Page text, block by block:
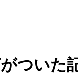
ついた